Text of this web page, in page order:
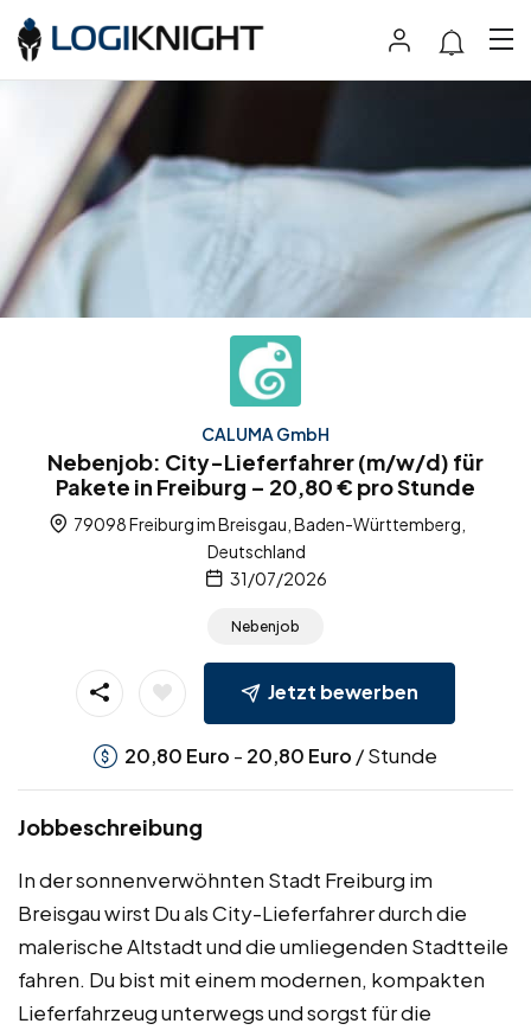
CALUMA GmbH
Nebenjob: City-Lieferfahrer (m/w/d) für
Pakete in Freiburg – 20,80 € pro Stunde
79098 Freiburg im Breisgau, Baden-Württemberg,
Deutschland
31/07/2026
Nebenjob
Jetzt bewerben
20,80 Euro - 20,80 Euro / Stunde
Jobbeschreibung
In der sonnenverwöhnten Stadt Freiburg im
Breisgau wirst Du als City-Lieferfahrer durch die
malerische Altstadt und die umliegenden Stadtteile
fahren. Du bist mit einem modernen, kompakten
Lieferfahrzeug unterwegs und sorgst für die